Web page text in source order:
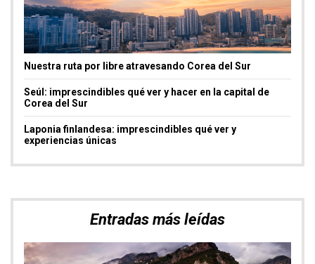
Nuestra ruta por libre atravesando Corea del Sur
Seúl: imprescindibles qué ver y hacer en la capital de
Corea del Sur
Laponia finlandesa: imprescindibles qué ver y
experiencias únicas
Entradas más leídas